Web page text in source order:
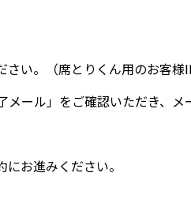
い。（席とりくん用のお客
メール」をご確認いただき、
にお進みください。